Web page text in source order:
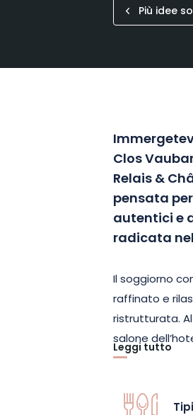
Più idee
Clos
Relais &
pensata
autentici e
radicata
Il soggiorno
raffinato e
ristrutturata.
salone
iniziare la
Il momento
Leggi tutto